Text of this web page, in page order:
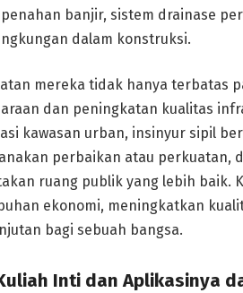
banjir, sistem drainase
dalam konstruksi.
mereka tidak hanya terbatas
dan peningkatan kualitas
kawasan urban, insinyur sipil
perbaikan atau perkuatan,
ruang publik yang lebih baik.
ekonomi, meningkatkan
bagi sebuah bangsa.
Inti dan Aplikasinya